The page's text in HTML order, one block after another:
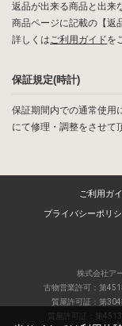
返品が出来る商品と出来
商品ページに記載の【返
詳しくはご利用ガイドを
保証規定(時計)
保証期間内での通常使用
にて修理・調整をさせて
ご利用ガ
プライバシーポリ
株式会社ア
古物営業許可：第
質屋許可証：第
質屋許可証：第